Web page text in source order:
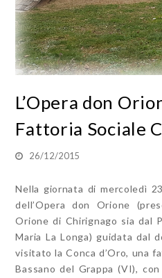
L’Opera don
Fattoria Sociale
26/12/2015
Nella giornata di mercoledì
dell’Opera don Orione
Orione di Chirignago sia dal
Maria La Longa) guidata dal
visitato la Conca d’Oro, una
Bassano del Grappa (VI),